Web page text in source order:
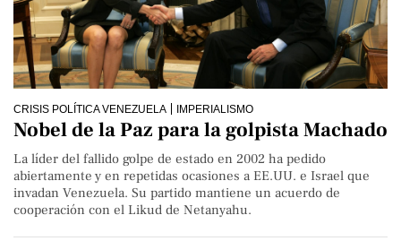
CRISIS POLÍTICA VENEZUELA IMPERIALISMO
Nobel de la Paz para la golpista Machado
La líder del fallido golpe de estado en 2002 ha pedido
abiertamente y en repetidas ocasiones a EE.UU. e Israel que
invadan Venezuela. Su partido mantiene un acuerdo de
cooperación con el Likud de Netanyahu.